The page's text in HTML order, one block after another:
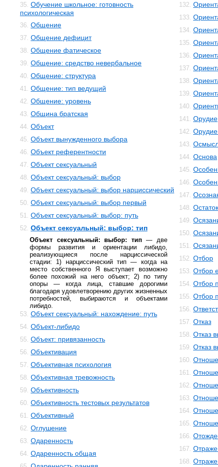
35. Обучение школьное: готовность
психологическая
36. Общение
37. Общение дефицит
38. Общение фатическое
39. Общение: средство невербальное
40. Общение: структура
41. Общение: тип ведущий
42. Общение: уровень
43. Община братская
44. Объект
45. Объект вынужденного выбора
46. Объект референтности
47. Объект сексуальный
48. Объект сексуальный: выбор
49. Объект сексуальный: выбор нарциссический
50. Объект сексуальный: выбор первый
51. Объект сексуальный: выбор: путь
52. Объект сексуальный: выбор: тип
Объект сексуальный: выбор: тип — две
формы развития и ориентации либидо,
реализующиеся после нарциссической
стадии: 1) нарциссический тип — когда на
место собственного Я выступает возможно
более похожий на него объект; 2) по типу
опоры — когда лица, ставшие дорогими
благодаря удовлетворению других жизненных
потребностей, выбираются и объектами
либидо.
53. Объект сексуальный: нахождение: путь
54. Объект-либидо
55. Объект: привязанность
56. Объективация
57. Объективная психология
58. Объективная тревожность
59. Объективность
60. Объективность тестовых результатов
61. Объективный
62. Оглушение
63. Одаренность
64. Одаренность общая
132.
133.
134.
135.
136.
137.
138.
139.
140.
141. Орудие
142. Орудие
143.
144. Основа
145.
146.
147.
148.
149.
150.
151.
152. Отбор
153. Отбор
154. Отбор
155. Отбор
156.
157. Отказ
158. Отказ
159. Отказ
160.
161.
162.
163.
164.
165.
166.
167.
168.